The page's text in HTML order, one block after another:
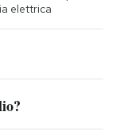
elettrica